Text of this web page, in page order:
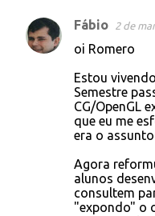
Fábio 2 de
oi Romero
Estou
Semestre
CG/OpenGL
que eu me
era o
Agora
alunos
consultem
"expondo" o